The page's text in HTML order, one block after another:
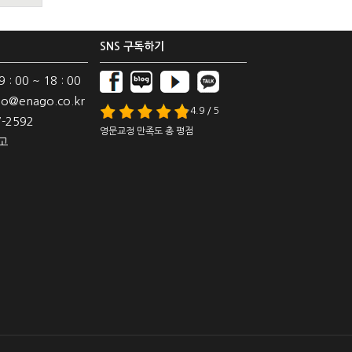
: 00 ~ 18 : 00
2592
SNS 구독하기
4.9 / 5
영문교정 만족도 총 평점